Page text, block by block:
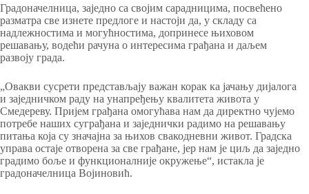
Градоначелница, заједно са својим сарадницима, посвећено
разматра све изнете предлоге и настоји да, у складу са
надлежностима и могућностима, допринесе њиховом
решавању, водећи рачуна о интересима грађана и даљем
развоју града.
„Овакви сусрети представљају важан корак ка јачању дијалога
и заједничком раду на унапређењу квалитета живота у
Смедереву. Пријем грађана омогућава нам да директно чујемо
потребе наших суграђана и заједнички радимо на решавању
питања која су значајна за њихов свакодневни живот. Градска
управа остаје отворена за све грађане, јер нам је циљ да заједно
градимо боље и функционалније окружење“, истакла је
градоначелница Војиновић.